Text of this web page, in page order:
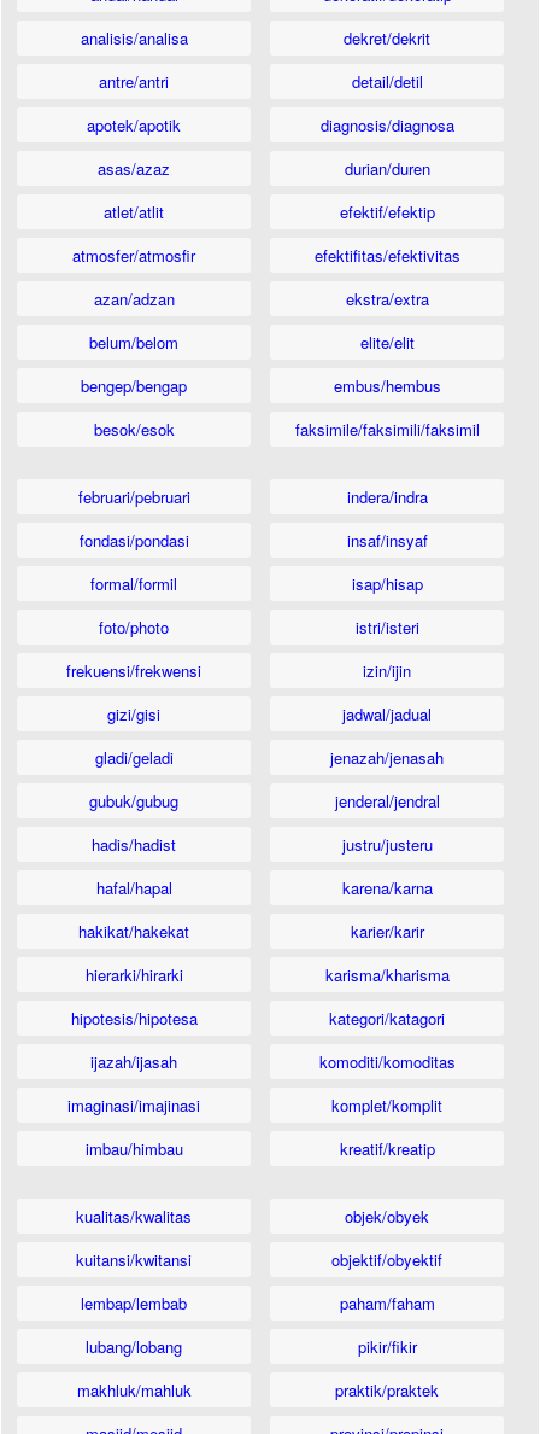
analisis/analisa
antre/antri
apotek/apotik
asas/azaz
atlet/atlit
atmosfer/atmosfir
azan/adzan
belum/belom
bengep/bengap
besok/esok
dekret/dekrit
detail/detil
diagnosis/diagnosa
durian/duren
efektif/efektip
efektifitas/efektivitas
ekstra/extra
elite/elit
embus/hembus
faksimile/faksimili/faksimil
februari/pebruari
fondasi/pondasi
formal/formil
foto/photo
frekuensi/frekwensi
gizi/gisi
gladi/geladi
gubuk/gubug
hadis/hadist
hafal/hapal
hakikat/hakekat
hierarki/hirarki
hipotesis/hipotesa
ijazah/ijasah
imaginasi/imajinasi
imbau/himbau
indera/indra
insaf/insyaf
isap/hisap
istri/isteri
izin/ijin
jadwal/jadual
jenazah/jenasah
jenderal/jendral
justru/justeru
karena/karna
karier/karir
karisma/kharisma
kategori/katagori
komoditi/komoditas
komplet/komplit
kreatif/kreatip
kualitas/kwalitas
kuitansi/kwitansi
lembap/lembab
lubang/lobang
makhluk/mahluk
objek/obyek
objektif/obyektif
paham/faham
pikir/fikir
praktik/praktek